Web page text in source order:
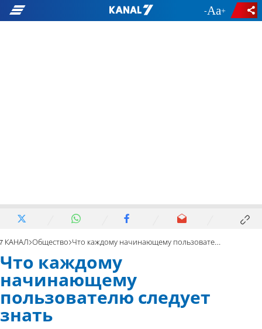
- +
7 КАНАЛ Общество Что каждому начинающему пользователю следует знать
Что каждому
начинающему
пользователю следует
знать